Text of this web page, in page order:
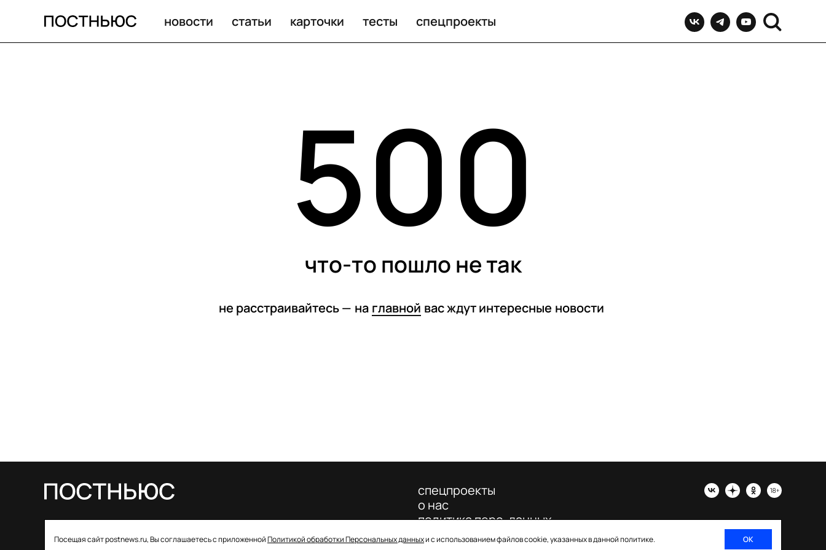
новости статьи карточки тесты спецпроекты
500
что-то пошло не так
не расстраивайтесь — на главной вас ждут интересные новости
Посещая сайт postnews.ru, Вы соглашаетесь с приложеннойПолитикой обработки Персональных данныхи с использованием файлов cookie, указанных в данной политике. ОК
о регистрации СМИ: ЭЛ № ФС 77–85757 от 22 августа
спецпроекты
о нас
политика перс. данных